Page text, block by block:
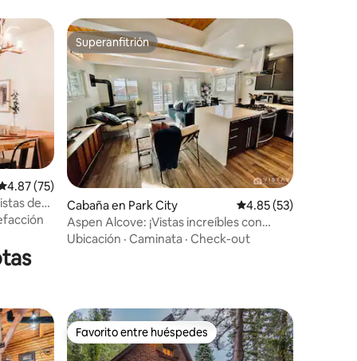
promedio: 4.87 de 5, 75 reseñas
4.87 (75)
de
Superanfitrión
Superanfitrión
Cabaña en Park City Calificación
4.85 (53)
Aspen Alcove: ¡Vistas increíbles con
jacuzzi privado!
Ubicación · Caminata · Check-out
Favorito entre huéspedes
Favorito entre huéspedes